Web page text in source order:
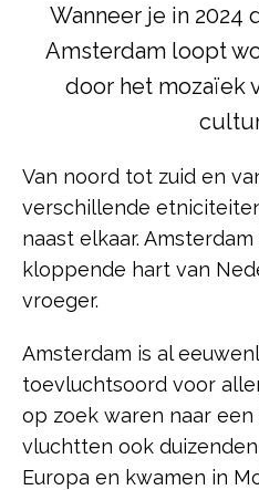
Wanneer je in 2024
Amsterdam loopt
door het mozaïek
Van noord tot zuid en
verschillende
naast elkaar.
kloppende hart van
vroeger.
Amsterdam is al
toevluchtsoord voor
op zoek waren naar
vluchtten ook
Europa en kwamen in